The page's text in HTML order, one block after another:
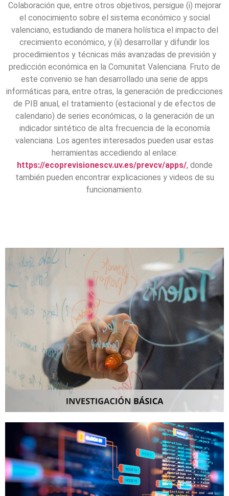
Colaboración que, entre otros objetivos, persigue (i) mejorar
el conocimiento sobre el sistema económico y social
valenciano, estudiando de manera holística el impacto del
crecimiento económico, y (ii) desarrollar y difundir los
procedimientos y técnicas más avanzadas de previsión y
predicción económica en la Comunitat Valenciana. Fruto de
este convenio se han desarrollado una serie de apps
informáticas para, entre otras, la generación de predicciones
de PIB anual, el tratamiento (estacional y de efectos de
calendario) de series económicas, o la generación de un
indicador sintético de alta frecuencia de la economía
valenciana. Los agentes interesados pueden usar estas
herramientas accediendo al enlace:
https://ecoprevisionescv.uv.es/prevcv/apps/,donde
también pueden encontrar explicaciones y videos de su
funcionamiento.